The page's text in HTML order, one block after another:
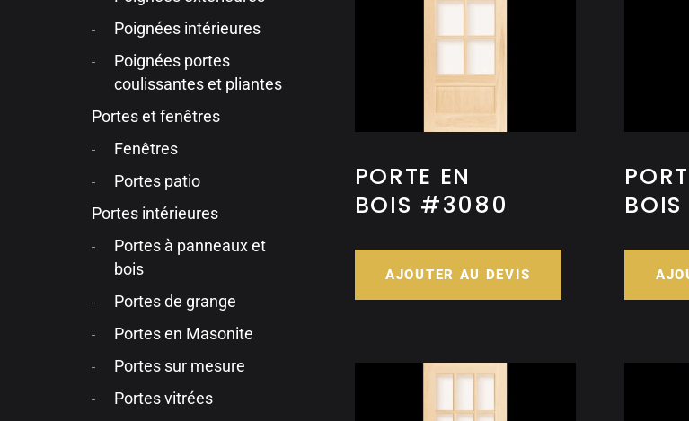
Poignées intérieures
Poignées portes
coulissantes et pliantes
Portes et fenêtres
Fenêtres
Portes patio
Portes intérieures
Portes à panneaux et
bois
Portes de grange
Portes en Masonite
Portes sur mesure
Portes vitrées
PORTE EN
BOIS #3080
AJOUTER AU DEVIS